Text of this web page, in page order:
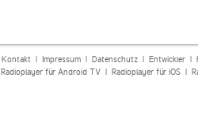
Kontakt| Impressum| Datenschutz| Entwickler|
Radioplayer für Android TV| Radioplayer für iOS|